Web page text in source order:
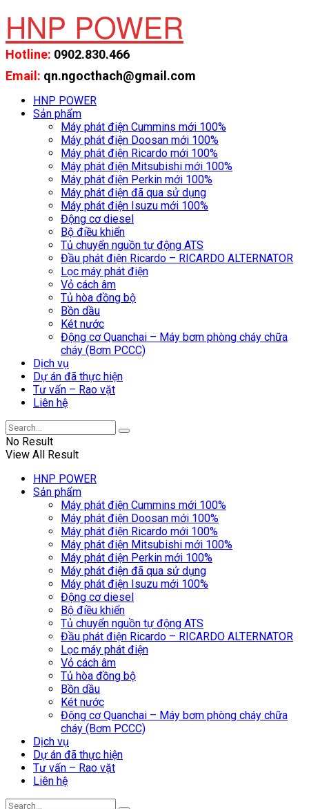
HNP POWER
Hotline: 0902.830.466
Email: qn.ngocthach@gmail.com
HNP POWER
Sản phẩm
Máy phát điện Cummins mới 100%
Máy phát điện Doosan mới 100%
Máy phát điện Ricardo mới 100%
Máy phát điện Mitsubishi mới 100%
Máy phát điện Perkin mới 100%
Máy phát điện đã qua sử dụng
Máy phát điện Isuzu mới 100%
Động cơ diesel
Bộ điều khiển
Tủ chuyển nguồn tự động ATS
Đầu phát điện Ricardo – RICARDO ALTERNATOR
Lọc máy phát điện
Vỏ cách âm
Tủ hòa đồng bộ
Bồn dầu
Két nước
Động cơ Quanchai – Máy bơm phòng cháy chữa
cháy (Bơm PCCC)
Dịch vụ
Dự án đã thực hiện
Tư vấn – Rao vặt
Liên hệ
No Result
View All Result
HNP POWER
Sản phẩm
Máy phát điện Cummins mới 100%
Máy phát điện Doosan mới 100%
Máy phát điện Ricardo mới 100%
Máy phát điện Mitsubishi mới 100%
Máy phát điện Perkin mới 100%
Máy phát điện đã qua sử dụng
Máy phát điện Isuzu mới 100%
Động cơ diesel
Bộ điều khiển
Tủ chuyển nguồn tự động ATS
Đầu phát điện Ricardo – RICARDO ALTERNATOR
Lọc máy phát điện
Vỏ cách âm
Tủ hòa đồng bộ
Bồn dầu
Két nước
Động cơ Quanchai – Máy bơm phòng cháy chữa
cháy (Bơm PCCC)
Dịch vụ
Dự án đã thực hiện
Tư vấn – Rao vặt
Liên hệ